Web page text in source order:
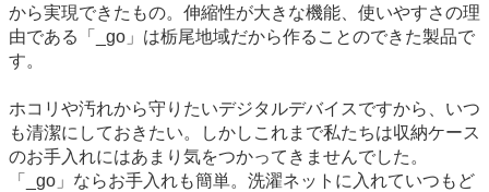
から実現できたもの。伸縮性が大きな機能、使いやすさの理
由である「_go」は栃尾地域だから作ることのできた製品で
す。
ホコリや汚れから守りたいデジタルデバイスですから、いつ
も清潔にしておきたい。しかしこれまで私たちは収納ケース
のお手入れにはあまり気をつかってきませんでした。
「_go」ならお手入れも簡単。洗濯ネットに入れていつもど